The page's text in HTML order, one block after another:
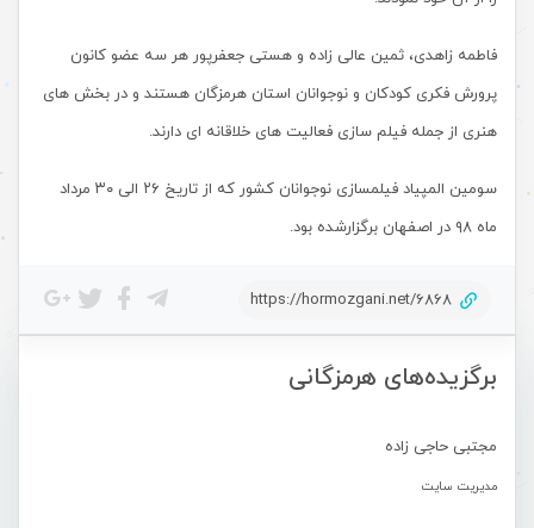
برگزیده‌های هرمزگانی
مجتبی حاجی زاده
مدیریت سایت
فاطمه زاهدی، ثمین عالی زاده و هستی جعفرپور هر سه عضو کانون
پرورش فکری کودکان و نوجوانان استان هرمزگان هستند و در بخش های
هنری از جمله فیلم سازی فعالیت های خلاقانه ای دارند.
سومین المپیاد فیلمسازی نوجوانان کشور که از تاریخ ۲۶ الی ۳۰ مرداد
ماه ۹۸ در اصفهان برگزارشده بود.
https://hormozgani.net/6868